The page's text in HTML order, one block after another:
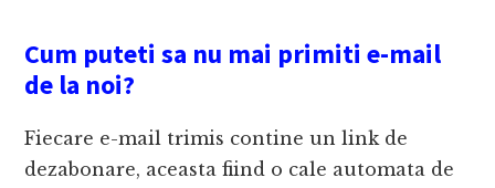
Cum puteti sa nu mai primiti e-mail
de la noi?
Fiecare e-mail trimis contine un link de
dezabonare, aceasta fiind o cale automata de